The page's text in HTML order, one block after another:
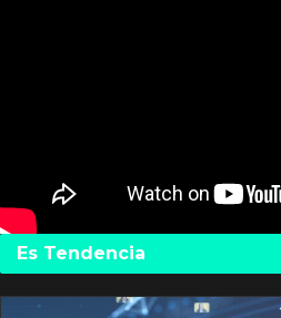
Es Tendencia